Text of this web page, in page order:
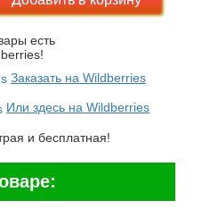
есть
Заказать на Wildberries
Или здесь на Wildberries
и бесплатная!